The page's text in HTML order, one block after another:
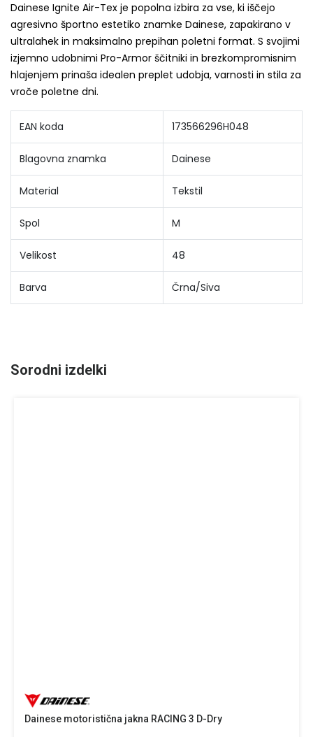
Dainese Ignite Air-Tex je popolna izbira za vse, ki iščejo
agresivno športno estetiko znamke Dainese, zapakirano v
ultralahek in maksimalno prepihan poletni format. S svojimi
izjemno udobnimi Pro-Armor ščitniki in brezkompromisnim
hlajenjem prinaša idealen preplet udobja, varnosti in stila za
vroče poletne dni.
EAN koda 173566296H048
Blagovna znamka Dainese
Material Tekstil
Spol M
Velikost 48
Barva Črna/Siva
Sorodni izdelki
Dainese motoristična jakna RACING 3 D-Dry